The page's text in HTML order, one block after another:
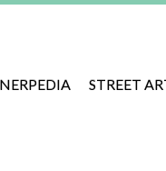
STREET